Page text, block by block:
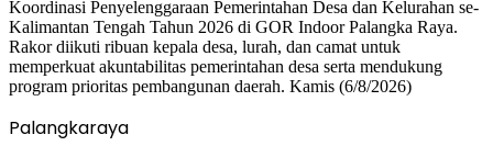
Palangkaraya